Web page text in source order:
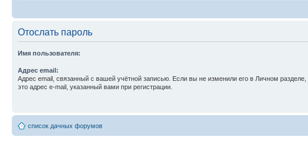
Отослать пароль
Имя пользователя:
Адрес email:
Адрес email, связанный с вашей учётной записью. Если вы не изменили его в Личном разделе,
это адрес e-mail, указанный вами при регистрации.
список дачных форумов